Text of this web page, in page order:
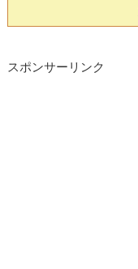
スポンサーリンク